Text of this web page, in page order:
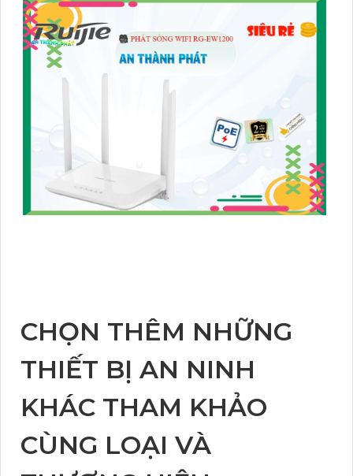
CHỌN THÊM NHỮNG
THIẾT BỊ AN NINH
KHÁC THAM KHẢO
CÙNG LOẠI VÀ